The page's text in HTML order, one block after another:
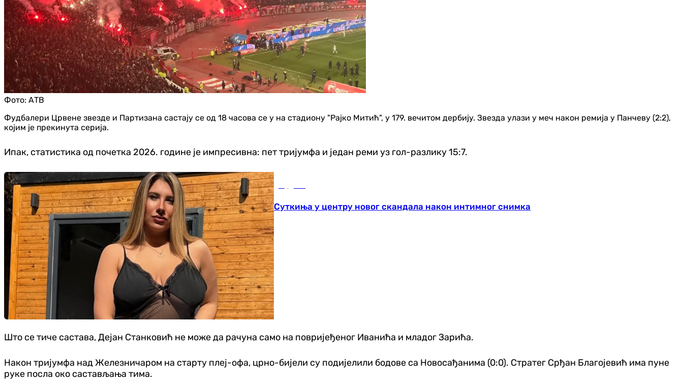
Фото: АТВ
Фудбалери Црвене звезде и Партизана састају се од 18 часова се у на стадиону "Рајко Митић", у 179. вечитом дербију. Звезда улази у меч након ремија у Панчеву (2:2),
којим је прекинута серија.
Ипак, статистика од почетка 2026. године је импресивна: пет тријумфа и један реми уз гол-разлику 15:7.
Суткиња у центру новог скандала након интимног снимка
Што се тиче састава, Дејан Станковић не може да рачуна само на повријеђеног Иванића и младог Зарића.
Након тријумфа над Железничаром на старту плеј-офа, црно-бијели су подијелили бодове са Новосађанима (0:0). Стратег Срђан Благојевић има пуне
руке посла око састављања тима.